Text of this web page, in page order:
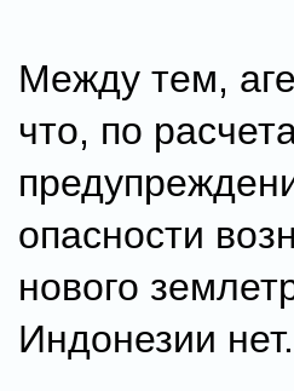
Между тем,
что, по
опасности
нового
Индонезии нет.